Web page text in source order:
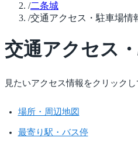
/二条城
/交通アクセス・駐車場情
交通アクセス
見たいアクセス情報をクリック
場所・周辺地図
最寄り駅・バス停